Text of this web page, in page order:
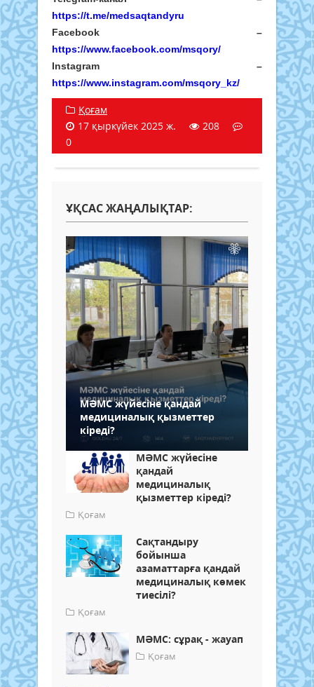
https://t.me/medsaqtandyru
Facebook –
https://www.facebook.com/msqory/
Instagram –
https://www.instagram.com/msqory_kz/
Қоғам
17 қыркүйек 2025 ж.
208
0
ҰҚСАС ЖАҢАЛЫҚТАР:
МӘМС жүйесіне қандай
медициналық қызметтер
кіреді?
МӘМС жүйесіне
қандай
медициналық
қызметтер кіреді?
Қоғам
Сақтандыру
бойынша
азаматтарға қандай
медициналық көмек
тиесілі?
Қоғам
МӘМС: сұрақ - жауап
Қоғам